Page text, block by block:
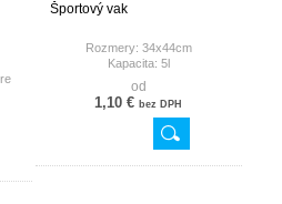
Športový vak
Rozmery: 34x44cm
Kapacita: 5l
Farba: biela
100% polyester
Odporúčaný čas a teplota pre
sublimáciu: 180 °C/50sek.
od
1,10 € bez DPH